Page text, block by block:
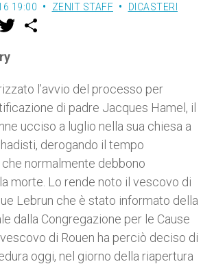
19:00 ZENIT STAFF DICASTERI
w
r
l’avvio del processo per
di padre Jacques Hamel, il
ucciso a luglio nella sua chiesa a
derogando il tempo
normalmente debbono
morte. Lo rende noto il vescovo di
Lebrun che è stato informato della
dalla Congregazione per le Cause
di Rouen ha perciò deciso di
oggi, nel giorno della riapertura